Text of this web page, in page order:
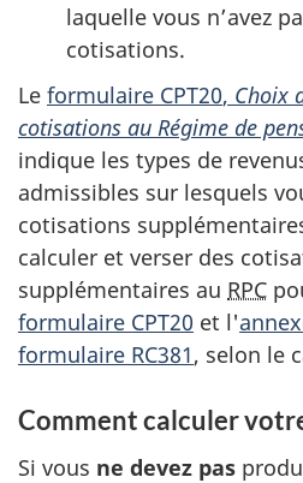
laquelle vous n’avez
cotisations.
Le formulaire CPT20, Choix
cotisations au Régime de
indique les types de
admissibles sur lesquels
cotisations
calculer et verser des
supplémentaires au RPC
formulaire CPT20 et l'
formulaire RC381, selon le
Comment calculer
Si vous ne devez pas